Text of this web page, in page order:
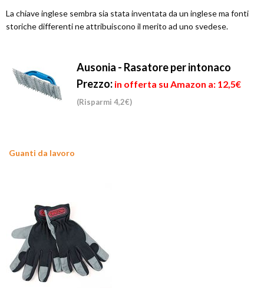
La chiave inglese sembra sia stata inventata da un inglese ma fonti
storiche differenti ne attribuiscono il merito ad uno svedese.
Ausonia - Rasatore per intonaco
Prezzo: in offerta su Amazon a: 12,5€
(Risparmi 4,2€)
Guanti da lavoro